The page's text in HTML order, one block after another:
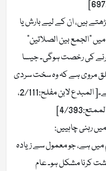
ہیں، ان کے لیے بارش یا
“الجمع بین الصلاتین”
کی رخصت ہوگی۔ جیسا
مروی ہے کہ وہ سخت سردی
میں دو نمازیں جمع کرلیا کرتے تھے۔[ المبدع لابن مفلح:2/111،
رہنی چاہییں:
ہے، جو معمول سے زیادہ
کرنا مشکل ہو۔ عام